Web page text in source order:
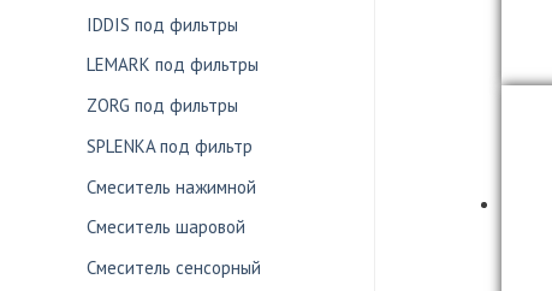
IDDIS под фильтры
LEMARK под фильтры
ZORG под фильтры
SPLENKA под фильтр
Смеситель нажимной
Смеситель шаровой
Смеситель сенсорный